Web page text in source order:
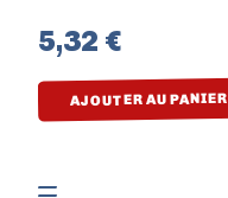
5,32 €
AJOUTER AU PANIER